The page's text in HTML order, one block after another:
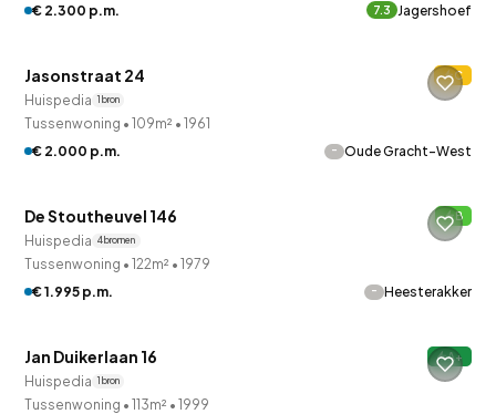
€ 2.300 p.m. 7.3 Jagershoef
Jasonstraat 24 C
Huispedia 1 bron
Tussenwoning • 109m² • 1961
€ 2.000 p.m.
- Oude Gracht-West
QUICKLANE™
De Stoutheuvel 146 B
Huispedia 4 bronnen
Tussenwoning • 122m² • 1979
€ 1.995 p.m.
- Heesterakker
QUICKLANE™
Jan Duikerlaan 16 A+
Huispedia 1 bron
Tussenwoning • 113m² • 1999